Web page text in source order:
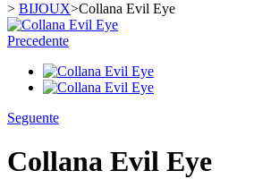
> BIJOUX>Collana Evil Eye
Precedente
Seguente
Collana Evil Eye